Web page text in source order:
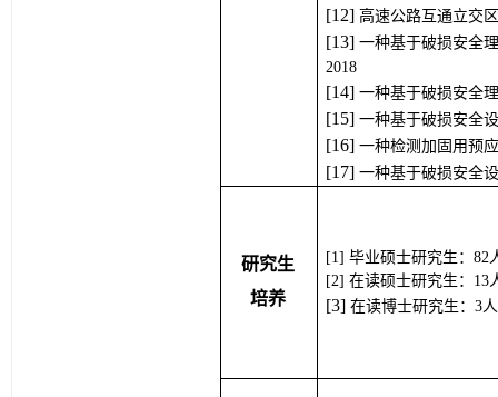
[1 2] 高速公路互通立交
[13] 一种基于破损安全
2018
[14] 一种基于破损安全
[1 5] 一种基于破损安全
[16] 一种检测加固用预
[1 7] 一种基于破损安全
研究生
培养
毕业硕士研究生：82
在读硕士研究生：13
[3] 在读博士研究生：3人